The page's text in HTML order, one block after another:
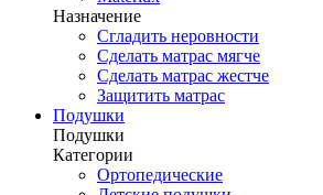
Назначение
Сгладить неровности
Сделать матрас мягче
Сделать матрас жестче
Защитить матрас
Подушки
Подушки
Категории
Ортопедические